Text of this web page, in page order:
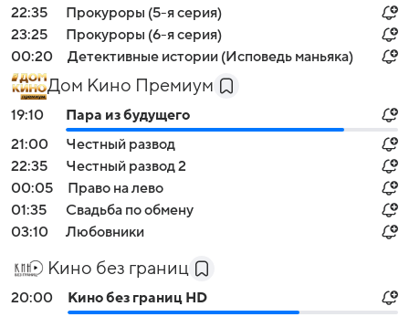
22:35
Прокуроры (5-я серия)
23:25
Прокуроры (6-я серия)
00:20
Детективные истории (Исповедь маньяка)
Дом Кино Премиум
19:10
Пара из будущего
21:00
Честный развод
22:35
Честный развод 2
00:05
Право на лево
01:35
Свадьба по обмену
03:10
Любовники
Кино без границ
20:00
Кино без границ HD